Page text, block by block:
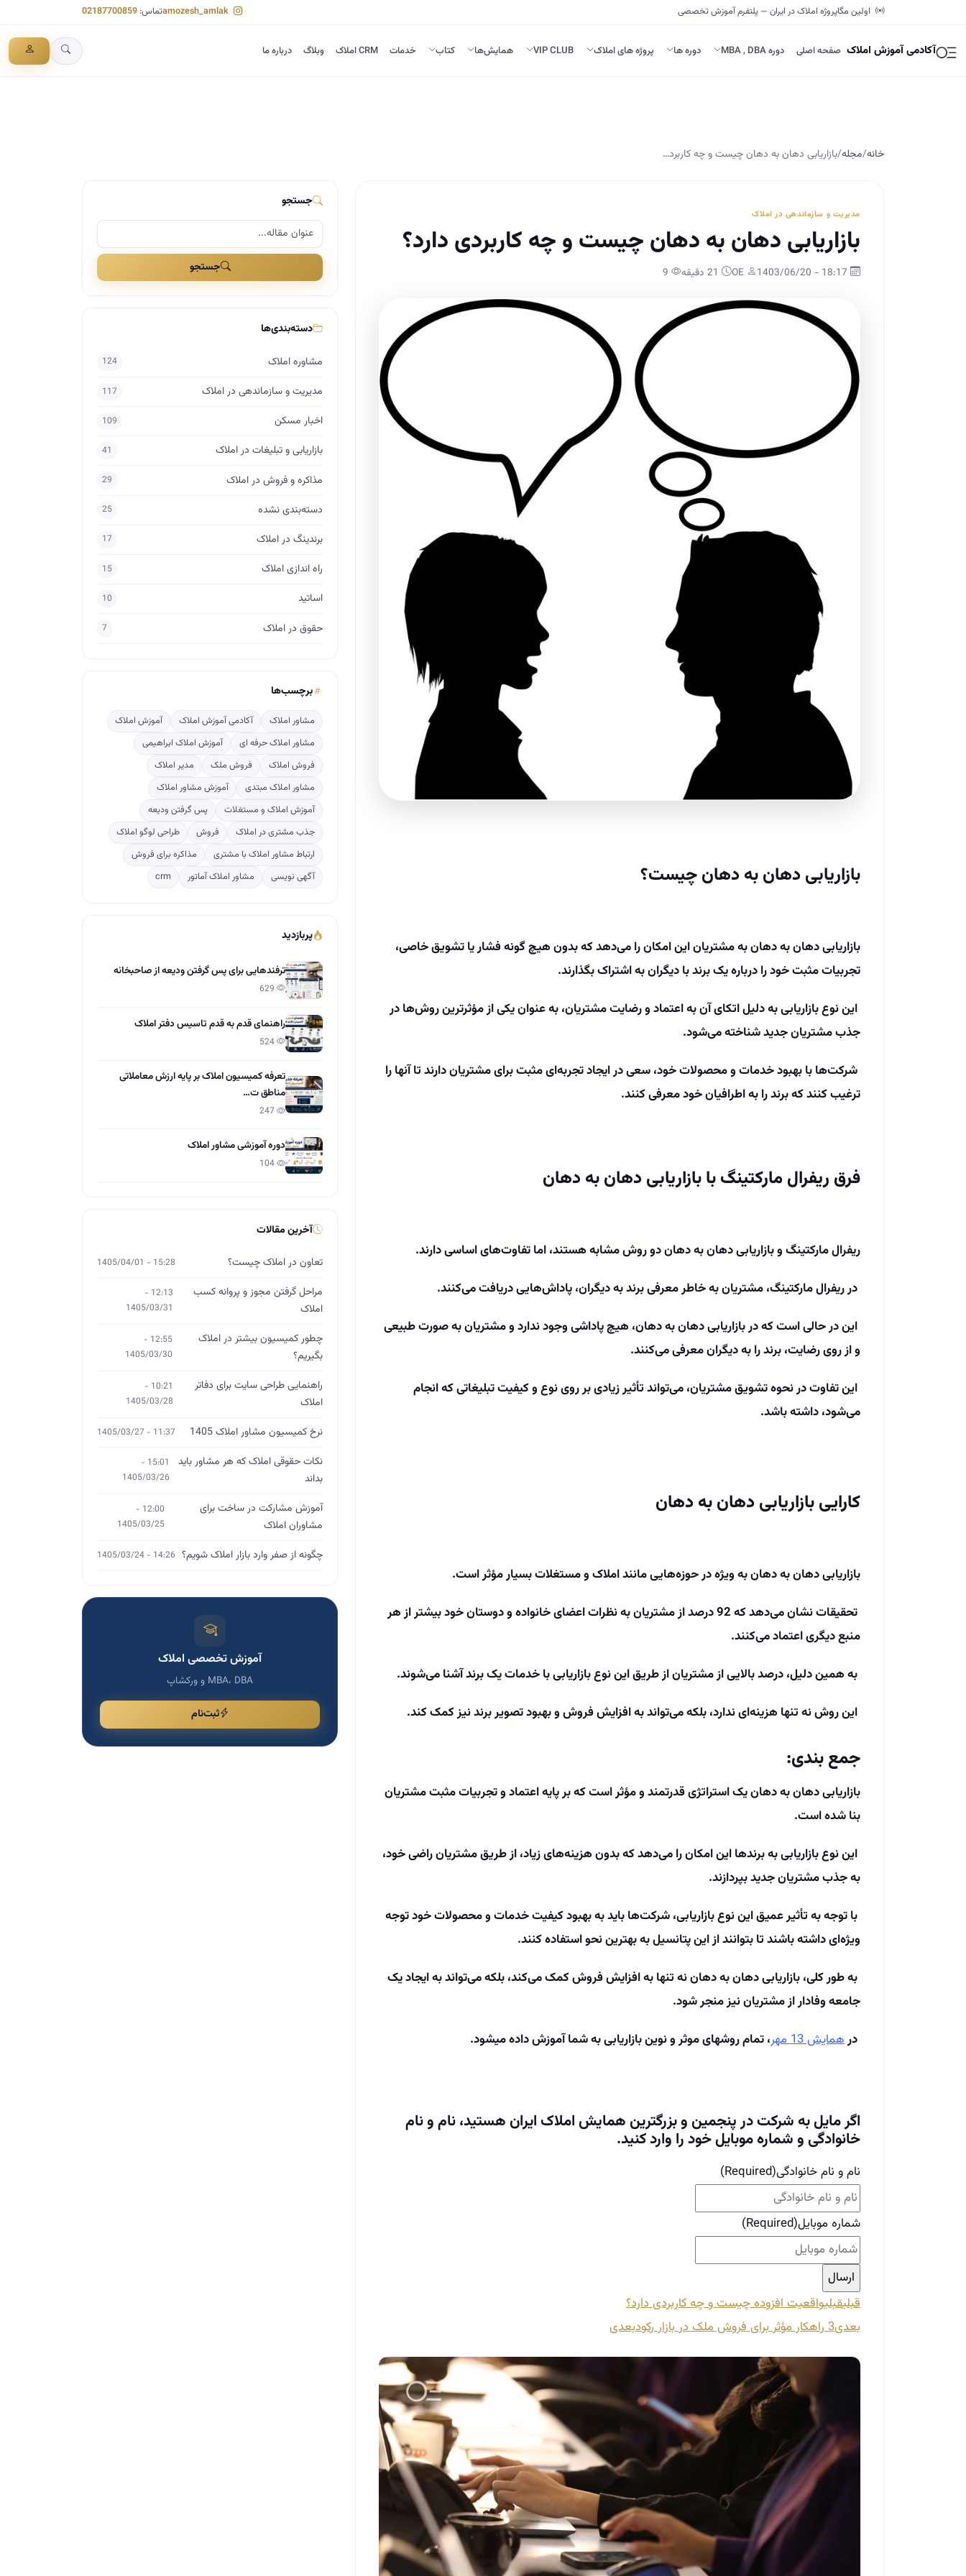
اولین مگاپروژه املاک در ایران — پلتفرم آموزش تخصصی تماس: 02187700859
آکادمی آموزش املاک صفحه اصلی دوره MBA , DBA دوره ها پروژه های املاک VIP CLUB همایش‌ها کتاب خدمات CRM املاک وبلاگ درباره ما
خانه/مجله/بازاریابی دهان به دهان چیست و چه کاربرد…
مدیریت و سازماندهی در املاک
بازاریابی دهان به دهان چیست و چه کاربردی دارد؟
بازاریابی دهان به دهان چیست؟
بازاریابی دهان به دهان به مشتریان این امکان را می‌دهد که بدون هیچ گونه فشار یا تشویق خاصی،
تجربیات مثبت خود را درباره یک برند با دیگران به اشتراک بگذارند.
این نوع بازاریابی به دلیل اتکای آن به اعتماد و رضایت مشتریان، به عنوان یکی از مؤثرترین روش‌ها در
جذب مشتریان جدید شناخته می‌شود.
شرکت‌ها با بهبود خدمات و محصولات خود، سعی در ایجاد تجربه‌ای مثبت برای مشتریان دارند تا آنها را
ترغیب کنند که برند را به اطرافیان خود معرفی کنند.
فرق ریفرال مارکتینگ با بازاریابی دهان به دهان
ریفرال مارکتینگ و بازاریابی دهان به دهان دو روش مشابه هستند، اما تفاوت‌های اساسی دارند.
در ریفرال مارکتینگ، مشتریان به خاطر معرفی برند به دیگران، پاداش‌هایی دریافت می‌کنند.
این در حالی است که در بازاریابی دهان به دهان، هیچ پاداشی وجود ندارد و مشتریان به صورت طبیعی
و از روی رضایت، برند را به دیگران معرفی می‌کنند.
این تفاوت در نحوه تشویق مشتریان، می‌تواند تأثیر زیادی بر روی نوع و کیفیت تبلیغاتی که انجام
می‌شود، داشته باشد.
کارایی بازاریابی دهان به دهان
بازاریابی دهان به دهان به ویژه در حوزه‌هایی مانند املاک و مستغلات بسیار مؤثر است.
تحقیقات نشان می‌دهد که 92 درصد از مشتریان به نظرات اعضای خانواده و دوستان خود بیشتر از هر
منبع دیگری اعتماد می‌کنند.
به همین دلیل، درصد بالایی از مشتریان از طریق این نوع بازاریابی با خدمات یک برند آشنا می‌شوند.
این روش نه تنها هزینه‌ای ندارد، بلکه می‌تواند به افزایش فروش و بهبود تصویر برند نیز کمک کند.
جمع بندی:
بازاریابی دهان به دهان یک استراتژی قدرتمند و مؤثر است که بر پایه اعتماد و تجربیات مثبت مشتریان
بنا شده است.
این نوع بازاریابی به برندها این امکان را می‌دهد که بدون هزینه‌های زیاد، از طریق مشتریان راضی خود،
به جذب مشتریان جدید بپردازند.
با توجه به تأثیر عمیق این نوع بازاریابی، شرکت‌ها باید به بهبود کیفیت خدمات و محصولات خود توجه
ویژه‌ای داشته باشند تا بتوانند از این پتانسیل به بهترین نحو استفاده کنند.
به طور کلی، بازاریابی دهان به دهان نه تنها به افزایش فروش کمک می‌کند، بلکه می‌تواند به ایجاد یک
جامعه وفادار از مشتریان نیز منجر شود.
درهمایش 13 مهر ، تمام روش­های موثر و نوین بازاریابی به شما آموزش داده میشود.
اگر مایل به شرکت در پنجمین و بزرگترین همایش املاک ایران هستید، نام و نام
خانوادگی و شماره موبایل خود را وارد کنید.
نام و نام خانوادگی(Required)
شماره موبایل(Required)
قبلیقبلیواقعیت افزوده چیست و چه کاربردی دارد؟
بعدی3 راهکار مؤثر برای فروش ملک در بازار رکود بعدی
جستجو
جستجو
دسته‌بندی‌ها
مشاوره املاک 124
مدیریت و سازماندهی در املاک 117
اخبار مسکن 109
بازاریابی و تبلیغات در املاک 41
مذاکره و فروش در املاک 29
دسته‌بندی نشده 25
برندینگ در املاک 17
راه اندازی املاک 15
اساتید 10
حقوق در املاک 7
برچسب‌ها
مشاور املاک آکادمی آموزش املاک
آموزش املاک
مشاور املاک حرفه ای
آموزش املاک ابراهیمی
فروش املاک
فروش ملک
مدیر املاک
مشاور املاک مبتدی
آموزش مشاور املاک
آموزش املاک و مستغلات
پس گرفتن ودیعه
جذب مشتری در املاک
فروش
طراحی لوگو املاک
ارتباط مشاور املاک با مشتری
مذاکره برای فروش
آگهی نویسی
مشاور املاک آماتور crm
پربازدید
ترفندهایی برای پس گرفتن ودیعه از صاحبخانه
راهنمای قدم به قدم تاسیس دفتر املاک
تعرفه کمیسیون املاک بر پایه ارزش معاملاتی
مناطق ت…
دوره آموزشی مشاور املاک
آخرین مقالات
تعاون در املاک چیست؟ 15:28 - 1405/04/01
مراحل گرفتن مجوز و پروانه کسب
املاک
12:13 -
1405/03/31
چطور کمیسیون بیشتر در املاک
بگیریم؟
12:55 -
1405/03/30
راهنمایی طراحی سایت برای دفاتر
املاک
10:21 -
1405/03/28
نرخ کمیسیون مشاور املاک 1405 11:37 - 1405/03/27
نکات حقوقی املاک که هر مشاور باید
بداند
15:01 -
1405/03/26
آموزش مشارکت در ساخت برای
مشاوران املاک
12:00 -
1405/03/25
چگونه از صفر وارد بازار املاک شویم؟ 14:26 - 1405/03/24
آموزش تخصصی املاک
MBA، DBA و ورکشاپ
ثبت‌نام